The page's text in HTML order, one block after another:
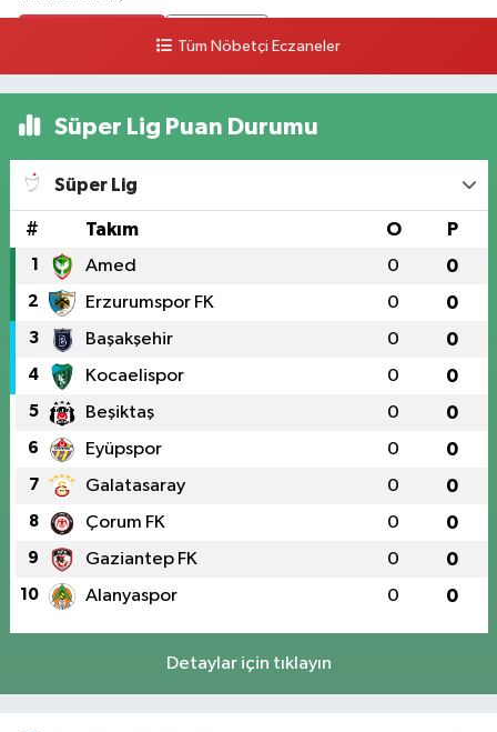
Tüm Nöbetçi Eczaneler
Süper Lig Puan Durumu
Süper Lig
# Takım O P
1 Amed 0 0
2 Erzurumspor FK 0 0
3 Başakşehir 0 0
4 Kocaelispor 0 0
5 Beşiktaş 0 0
6 Eyüpspor 0 0
7 Galatasaray 0 0
8 Çorum FK 0 0
9 Gaziantep FK 0 0
10 Alanyaspor 0 0
Detaylar için tıklayın